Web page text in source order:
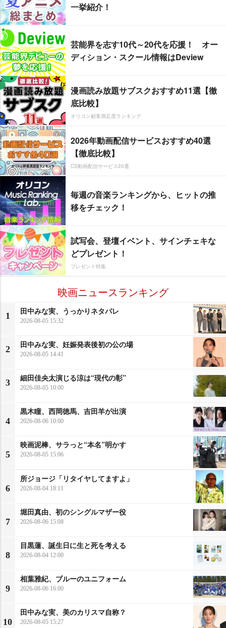
一挙紹介！
芸能界を志す10代～20代を応援！ オー
ディション・スクール情報はDeview
漫画読み放題サブスクおすすめ11選【徹
底比較】
オリコン顧客満足度ランキング
2026年動画配信サービスおすすめ40選
【徹底比較】
CS動画配信サービス20選
毎週の音楽ランキングから、ヒットの推
移をチェック！
試写会、登壇イベント、サインチェキな
どプレゼント！
プレゼント特集
映画ニュースランキング
1
田中みな実、うっかりネタバレ
2026-08-05 15:32
2
田中みな実、妊娠発表後初の公の場
2026-08-05 14:41
3
細田佳央太演じる涼は“現代の彰”
2026-08-05 10:00
4
黒木瞳、西岡徳馬、吉田羊が出演
2026-08-06 10:00
5
映画泥棒、サラっと“本名”明かす
2026-08-05 15:06
6
所ジョージ「リタイヤしてますよ」
2026-08-04 18:11
7
堀田真由、初のシングルマザー役
2026-08-06 15:08
8
目黒蓮、誕生日に生と死を考える
2026-08-04 12:00
9
相葉雅紀、ブルーのユニフォーム
2026-08-06 16:00
10
田中みな実、美のカリスマ自称？
2026-08-05 15:27